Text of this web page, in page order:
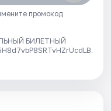
промокод
БИЛЕТНЫЙ